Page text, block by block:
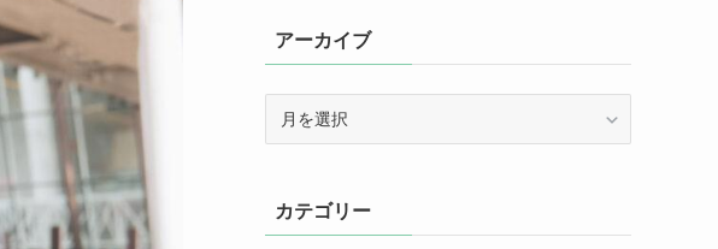
アーカイブ
ブカテゴリー